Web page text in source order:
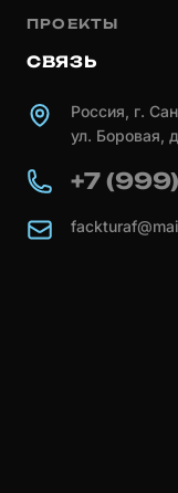
ПРОЕКТЫ
СВЯЗЬ
Россия, г.
ул. Боровая,
+7